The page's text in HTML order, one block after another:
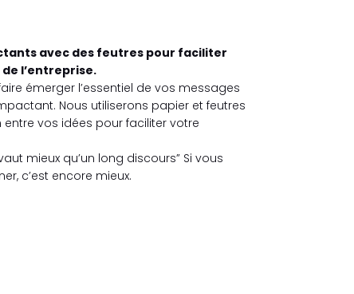
avec des feutres pour faciliter
l’entreprise.
émerger l’essentiel de vos messages
Nous utiliserons papier et feutres
vos idées pour faciliter votre
mieux qu’un long discours” Si vous
c’est encore mieux.